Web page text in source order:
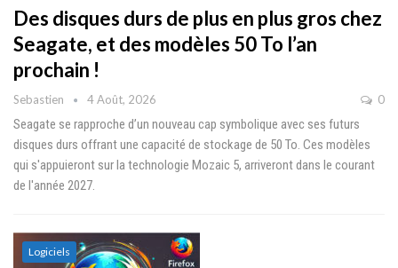
Des disques durs de plus en plus gros chez
Seagate, et des modèles 50 To l’an
prochain !
Sebastien 4 Août, 2026 0
Seagate se rapproche d’un nouveau cap symbolique avec ses futurs
disques durs offrant une capacité de stockage de 50 To. Ces modèles
qui s'appuieront sur la technologie Mozaic 5, arriveront dans le courant
de l'année 2027.
Logiciels